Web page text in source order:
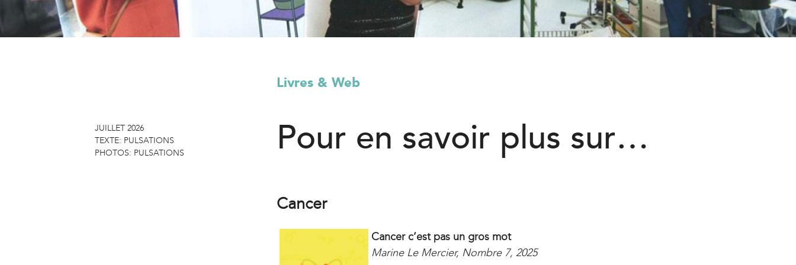
l
)
Livres & Web
JUILLET 2026
TEXTE: PULSATIONS
PHOTOS: PULSATIONS Pour en savoir plus sur…
Cancer
Cancer c’est pas un gros mot
Marine Le Mercier, Nombre 7, 2025